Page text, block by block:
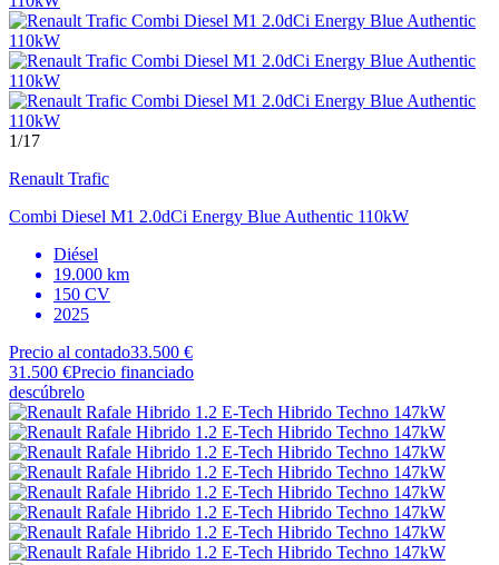
1/17
Renault Trafic
Combi Diesel M1 2.0dCi Energy Blue Authentic 110kW
Diésel
19.000 km
150 CV
2025
Precio al contado33.500 €
31.500 €Precio financiado
descúbrelo